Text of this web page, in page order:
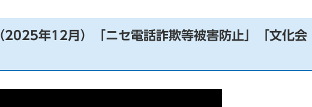
2025年12月）「ニセ電話詐欺等被害防止」「文化会